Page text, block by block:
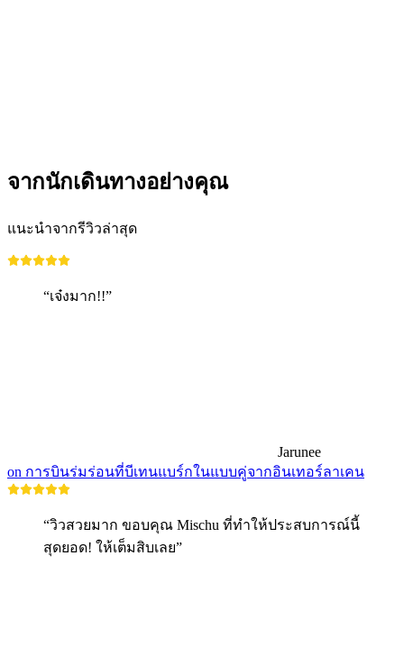
จากนักเดินทางอย่างคุณ
แนะนำจากรีวิวล่าสุด
“เจ๋งมาก!!”
Jarunee
on การบินร่มร่อนที่บีเทนแบร์กในแบบคู่จากอินเทอร์ลาเคน
“วิวสวยมาก ขอบคุณ Mischu ที่ทำให้ประสบการณ์นี้
สุดยอด! ให้เต็มสิบเลย”